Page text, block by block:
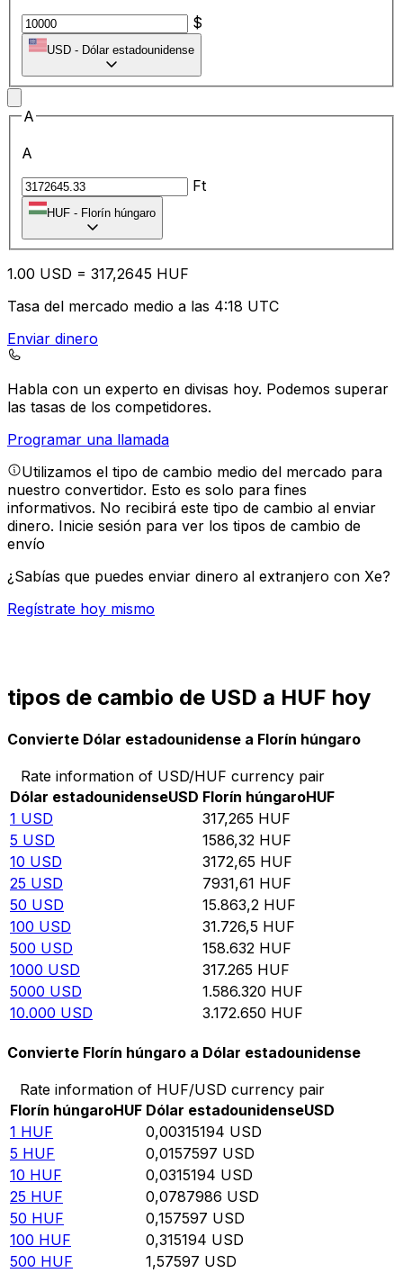
$
USD - Dólar estadounidense
A
A
Ft
HUF - Florín húngaro
1.00 USD = 317,2645 HUF
Tasa del mercado medio a las 4:18 UTC
Enviar dinero
Habla con un experto en divisas hoy. Podemos superar
las tasas de los competidores.
Programar una llamada
Utilizamos el tipo de cambio medio del mercado para
nuestro convertidor. Esto es solo para fines
informativos. No recibirá este tipo de cambio al enviar
dinero. Inicie sesión para ver los tipos de cambio de
envío
¿Sabías que puedes enviar dinero al extranjero con Xe?
Regístrate hoy mismo
tipos de cambio de USD a HUF hoy
Convierte Dólar estadounidense a Florín húngaro
Rate information of USD/HUF currency pair
Dólar estadounidenseUSD Florín húngaroHUF
1 USD 317,265 HUF
5 USD 1586,32 HUF
10 USD 3172,65 HUF
25 USD 7931,61 HUF
50 USD 15.863,2 HUF
100 USD 31.726,5 HUF
500 USD 158.632 HUF
1000 USD 317.265 HUF
5000 USD 1.586.320 HUF
10.000 USD 3.172.650 HUF
Convierte Florín húngaro a Dólar estadounidense
Rate information of HUF/USD currency pair
Florín húngaroHUF Dólar estadounidenseUSD
1 HUF 0,00315194 USD
5 HUF 0,0157597 USD
10 HUF 0,0315194 USD
25 HUF 0,0787986 USD
50 HUF 0,157597 USD
100 HUF 0,315194 USD
500 HUF 1,57597 USD